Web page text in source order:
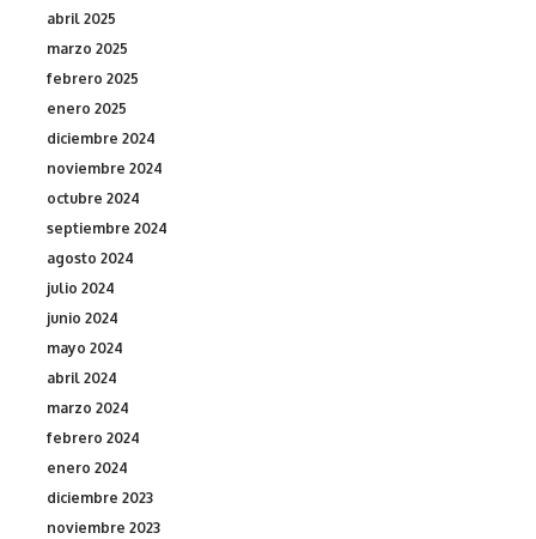
abril 2025
marzo 2025
febrero 2025
enero 2025
diciembre 2024
noviembre 2024
octubre 2024
septiembre 2024
agosto 2024
julio 2024
junio 2024
mayo 2024
abril 2024
marzo 2024
febrero 2024
enero 2024
diciembre 2023
noviembre 2023